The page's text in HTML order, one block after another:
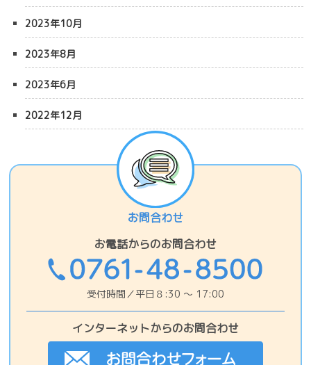
2023年10月
2023年8月
2023年6月
2022年12月
お問合わせ
お電話からのお問合わせ
受付時間／平日８:30 〜 17:00
インターネットからのお問合わせ